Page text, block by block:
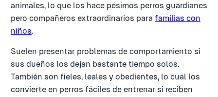
animales, lo que los hace pésimos perros guardianes
pero compañeros extraordinarios para familias con
niños.
Suelen presentar problemas de comportamiento si
sus dueños los dejan bastante tiempo solos.
También son fieles, leales y obedientes, lo cual los
convierte en perros fáciles de entrenar si reciben